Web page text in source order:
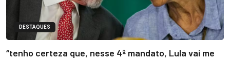
DESTAQUES
“tenho certeza que, nesse 4º mandato, Lula vai me